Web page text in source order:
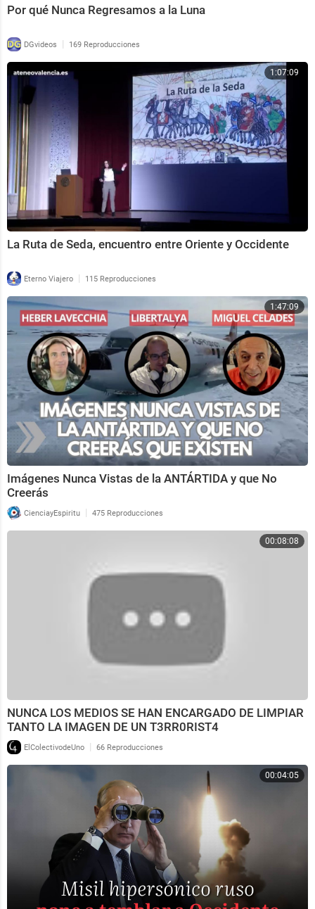
Por qué Nunca Regresamos a la Luna
DGvideos | 169 Reproducciones
1:07:09
La Ruta de Seda, encuentro entre Oriente y Occidente
Eterno Viajero | 115 Reproducciones
1:47:09
Imágenes Nunca Vistas de la ANTÁRTIDA y que No
Creerás
CienciayEspiritu | 475 Reproducciones
00:08:08
NUNCA LOS MEDIOS SE HAN ENCARGADO DE LIMPIAR
TANTO LA IMAGEN DE UN T3RR0RIST4
ElColectivodeUno | 66 Reproducciones
00:04:05